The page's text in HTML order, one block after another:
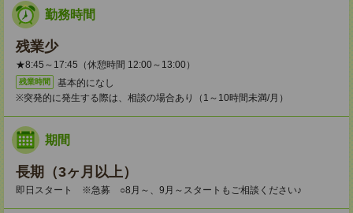
勤務時間
残業少
★8:45～17:45（休憩時間 12:00～13:00）
残業時間
基本的になし
※突発的に発生する際は、相談の場合あり（1～10時間未満/月）
期間
長期（3ヶ月以上）
即日スタート ※急募 ○8月～、9月～スタートもご相談ください♪